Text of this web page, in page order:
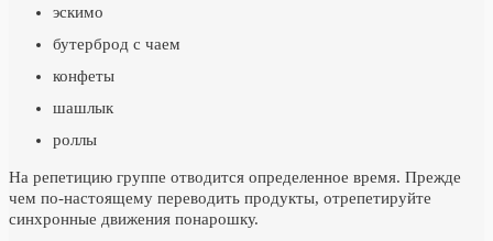
эскимо
бутерброд с чаем
конфеты
шашлык
роллы
На репетицию группе отводится определенное время. Прежде
чем по-настоящему переводить продукты, отрепетируйте
синхронные движения понарошку.